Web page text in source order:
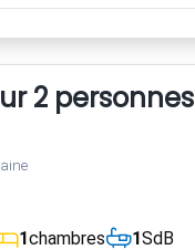
2 personnes
1chambres 1SdB